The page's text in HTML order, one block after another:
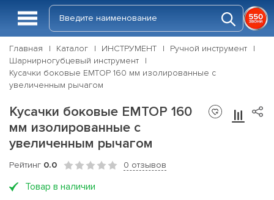
Главная Каталог ИНСТРУМЕНТ
Ручной инструмент
Шарнирногубцевый инструмент
Кусачки боковые EMTOP 160 мм изолированные с
увеличенным рычагом
Кусачки боковые EMTOP 160
мм изолированные с
увеличенным рычагом
Рейтинг 0.0 0 отзывов
Товар в наличии